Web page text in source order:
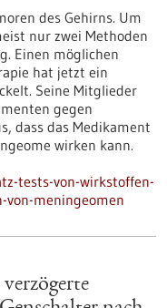
des Gehirns. Um
nur zwei Methoden
Einen möglichen
hat jetzt ein
Seine Mitglieder
gegen
dass das Medikament
wirken kann.
tests-von-wirkstoffen-
von-meningeomen